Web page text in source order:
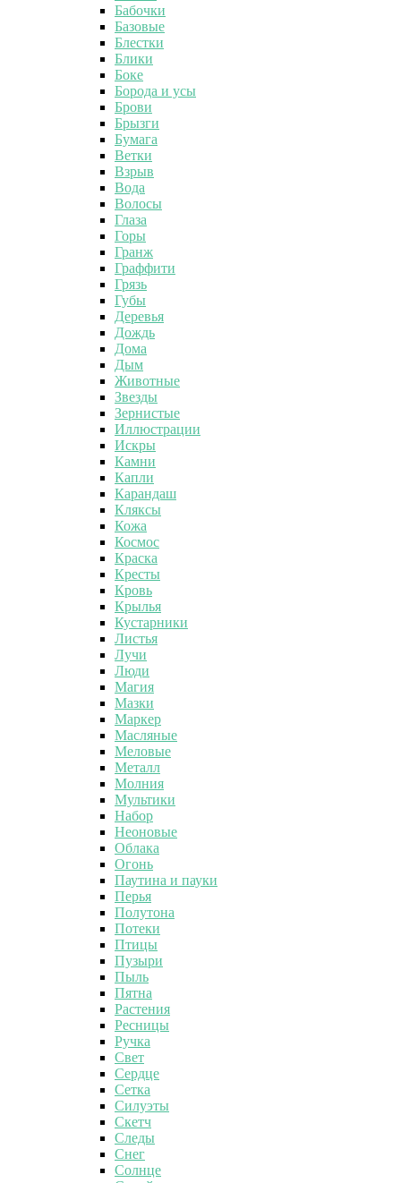
Бабочки
Базовые
Блестки
Блики
Боке
Борода и усы
Брови
Брызги
Бумага
Ветки
Взрыв
Вода
Волосы
Глаза
Горы
Гранж
Граффити
Грязь
Губы
Деревья
Дождь
Дома
Дым
Животные
Звезды
Зернистые
Иллюстрации
Искры
Камни
Капли
Карандаш
Кляксы
Кожа
Космос
Краска
Кресты
Кровь
Крылья
Кустарники
Листья
Лучи
Люди
Магия
Мазки
Маркер
Масляные
Меловые
Металл
Молния
Мультики
Набор
Неоновые
Облака
Огонь
Паутина и пауки
Перья
Полутона
Потеки
Птицы
Пузыри
Пыль
Пятна
Растения
Ресницы
Ручка
Свет
Сердце
Сетка
Силуэты
Скетч
Следы
Снег
Солнце